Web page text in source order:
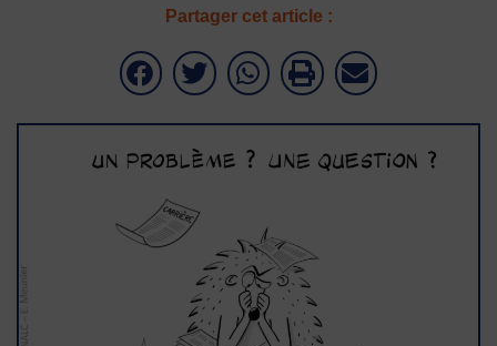
Partager cet article :